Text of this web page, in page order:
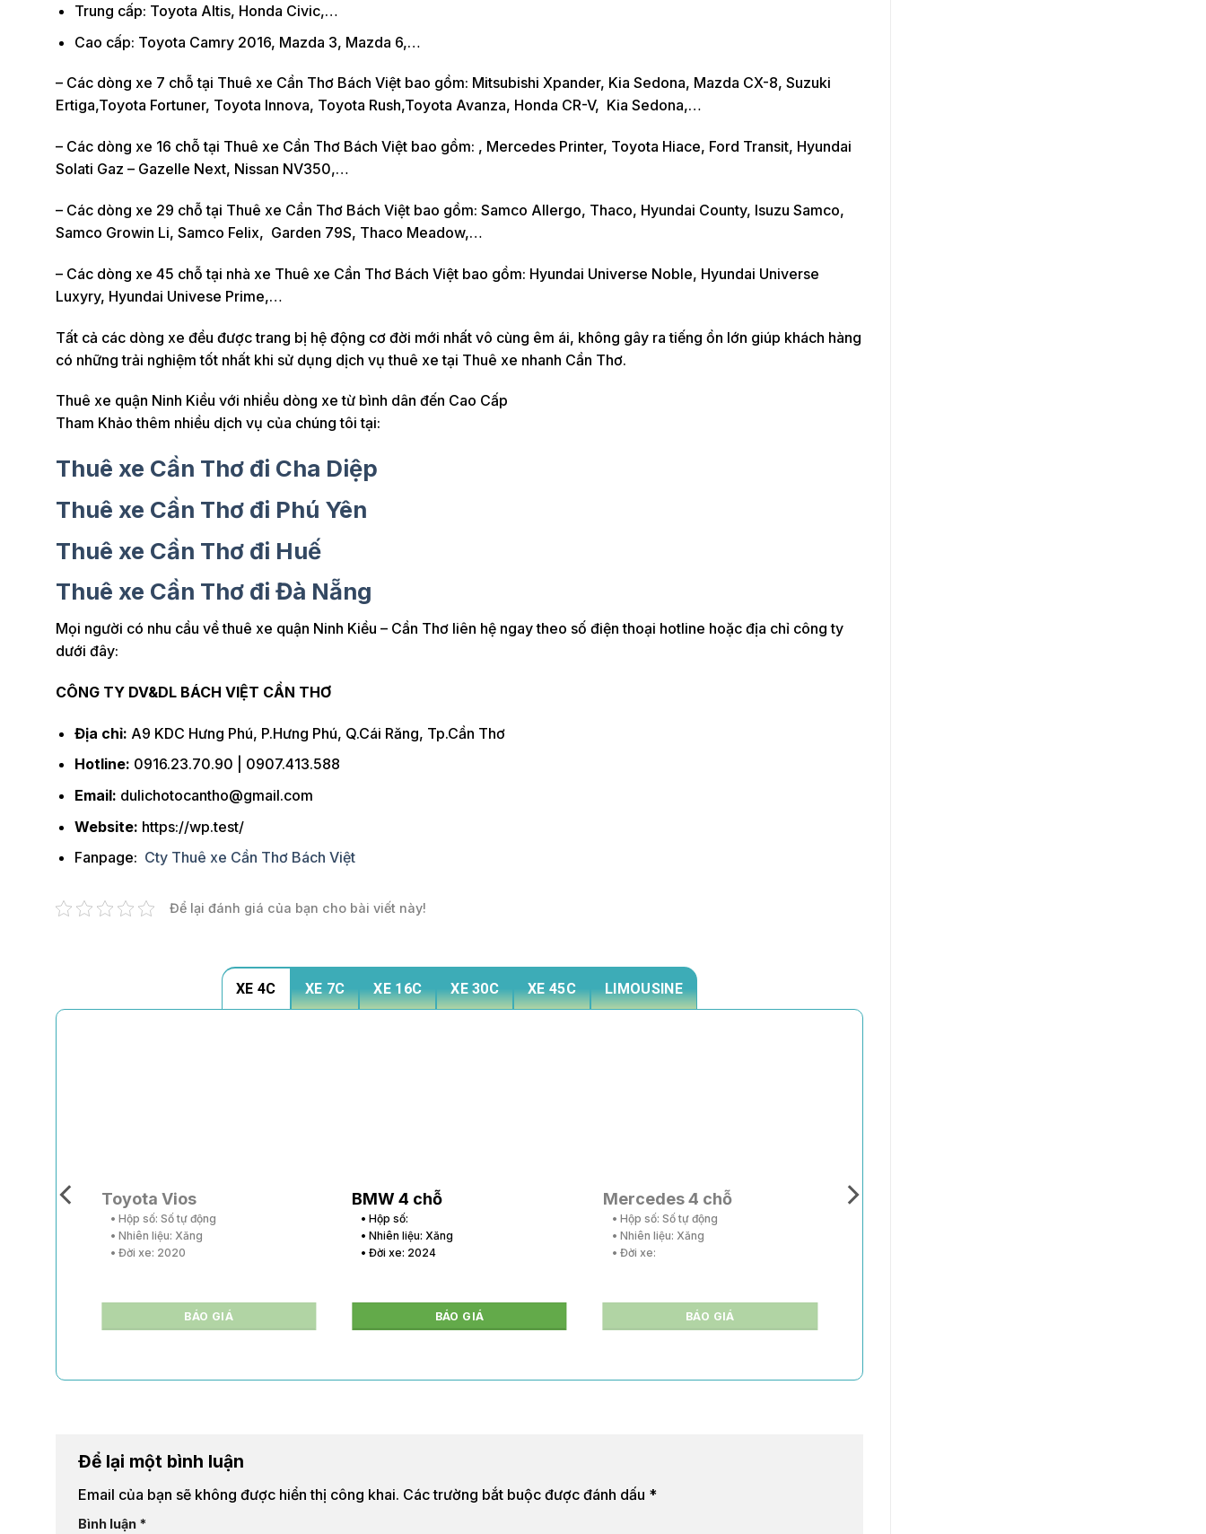
Trung cấp: Toyota Altis, Honda Civic,…
Cao cấp: Toyota Camry 2016, Mazda 3, Mazda 6,…
– Các dòng xe 7 chỗ tại Thuê xe Cần Thơ Bách Việt bao gồm: Mitsubishi Xpander, Kia Sedona, Mazda CX-8, Suzuki
Ertiga,Toyota Fortuner, Toyota Innova, Toyota Rush,Toyota Avanza, Honda CR-V, Kia Sedona,…
– Các dòng xe 16 chỗ tại Thuê xe Cần Thơ Bách Việt bao gồm: , Mercedes Printer, Toyota Hiace, Ford Transit, Hyundai
Solati Gaz – Gazelle Next, Nissan NV350,…
– Các dòng xe 29 chỗ tại Thuê xe Cần Thơ Bách Việt bao gồm: Samco Allergo, Thaco, Hyundai County, Isuzu Samco,
Samco Growin Li, Samco Felix, Garden 79S, Thaco Meadow,…
– Các dòng xe 45 chỗ tại nhà xe Thuê xe Cần Thơ Bách Việt bao gồm: Hyundai Universe Noble, Hyundai Universe
Luxyry, Hyundai Univese Prime,…
Tất cả các dòng xe đều được trang bị hệ động cơ đời mới nhất vô cùng êm ái, không gây ra tiếng ồn lớn giúp khách hàng
có những trải nghiệm tốt nhất khi sử dụng dịch vụ thuê xe tại Thuê xe nhanh Cần Thơ.
Thuê xe quận Ninh Kiều với nhiều dòng xe từ bình dân đến Cao Cấp
Tham Khảo thêm nhiều dịch vụ của chúng tôi tại:
Thuê xe Cần Thơ đi Cha Diệp
Thuê xe Cần Thơ đi Phú Yên
Thuê xe Cần Thơ đi Huế
Thuê xe Cần Thơ đi Đà Nẵng
Mọi người có nhu cầu về thuê xe quận Ninh Kiều – Cần Thơ liên hệ ngay theo số điện thoại hotline hoặc địa chỉ công ty
dưới đây:
CÔNG TY DV&DL BÁCH VIỆT CẦN THƠ
Địa chỉ: A9 KDC Hưng Phú, P.Hưng Phú, Q.Cái Răng, Tp.Cần Thơ
Hotline: 0916.23.70.90 | 0907.413.588
Email: dulichotocantho@gmail.com
Website: https://wp.test/
Fanpage: Cty Thuê xe Cần Thơ Bách Việt
Để lại đánh giá của bạn cho bài viết này!
XE 4C XE 7C XE 16C XE 30C XE 45C LIMOUSINE
BMW 4 chỗ
• Hộp số:
• Nhiên liệu: Xăng
• Đời xe: 2024
BÁO GIÁ
Mercedes 4 chỗ
• Hộp số: Số tự động
• Nhiên liệu: Xăng
• Đời xe:
BÁO GIÁ
Toyota Vios
• Hộp số: Số tự động
• Nhiên liệu: Xăng
• Đời xe: 2020
BÁO GIÁ
Để lại một bình luận
Email của bạn sẽ không được hiển thị công khai. Các trường bắt buộc được đánh dấu *
Bình luận *